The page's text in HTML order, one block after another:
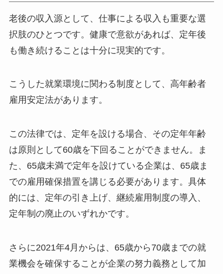
老後の収入源として、仕事による収入も重要な選
択肢のひとつです。健康で意欲があれば、定年後
も働き続けることは十分に現実的です。
こうした就業環境に関わる制度として、高年齢者
雇用安定法があります。
この法律では、定年を設ける場合、その定年年齢
は原則として60歳を下回ることができません。ま
た、65歳未満で定年を設けている企業は、65歳ま
での雇用確保措置を講じる必要があります。具体
的には、定年の引き上げ、継続雇用制度の導入、
定年制の廃止のいずれかです。
さらに2021年4月からは、65歳から70歳までの就
業機会を確保することが企業の努力義務として加